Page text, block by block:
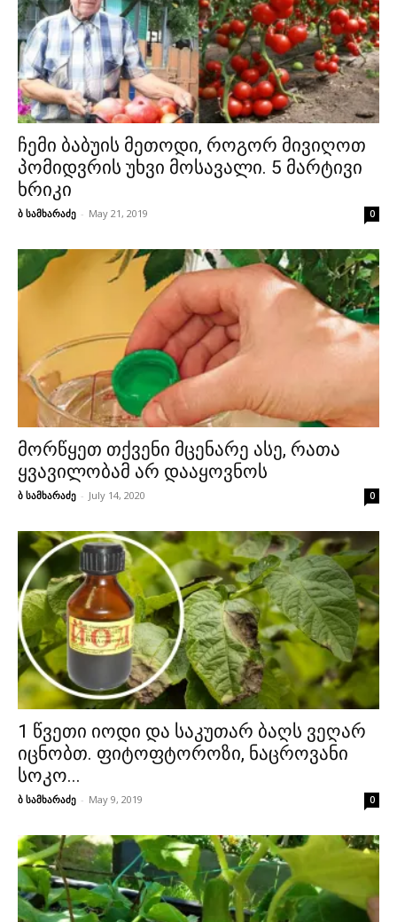
ჩემი ბაბუის მეთოდი, როგორ მივიღოთ
პომიდვრის უხვი მოსავალი. 5 მარტივი
ხრიკი
ბ სამხარაძე - May 21, 2019 0
მორწყეთ თქვენი მცენარე ასე, რათა
ყვავილობამ არ დააყოვნოს
ბ სამხარაძე - July 14, 2020 0
1 წვეთი იოდი და საკუთარ ბაღს ვეღარ
იცნობთ. ფიტოფტოროზი, ნაცროვანი
სოკო...
ბ სამხარაძე - May 9, 2019 0